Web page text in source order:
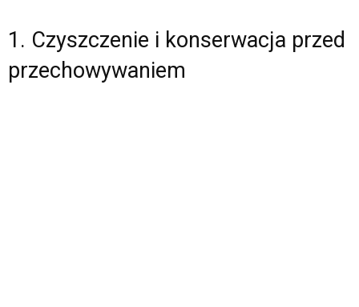
1. Czyszczenie i konserwacja przed
przechowywaniem